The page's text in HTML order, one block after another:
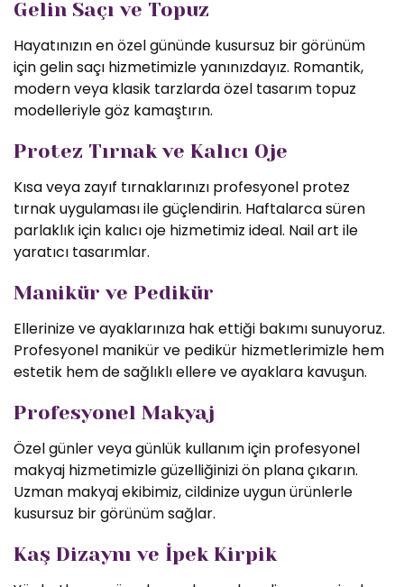
Gelin Saçı ve Topuz
Hayatınızın en özel gününde kusursuz bir görünüm
için gelin saçı hizmetimizle yanınızdayız. Romantik,
modern veya klasik tarzlarda özel tasarım topuz
modelleriyle göz kamaştırın.
Protez Tırnak ve Kalıcı Oje
Kısa veya zayıf tırnaklarınızı profesyonel protez
tırnak uygulaması ile güçlendirin. Haftalarca süren
parlaklık için kalıcı oje hizmetimiz ideal. Nail art ile
yaratıcı tasarımlar.
Manikür ve Pedikür
Ellerinize ve ayaklarınıza hak ettiği bakımı sunuyoruz.
Profesyonel manikür ve pedikür hizmetlerimizle hem
estetik hem de sağlıklı ellere ve ayaklara kavuşun.
Profesyonel Makyaj
Özel günler veya günlük kullanım için profesyonel
makyaj hizmetimizle güzelliğinizi ön plana çıkarın.
Uzman makyaj ekibimiz, cildinize uygun ürünlerle
kusursuz bir görünüm sağlar.
Kaş Dizaynı ve İpek Kirpik